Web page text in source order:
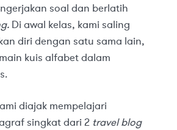
soal dan berlatih
Di awal kelas, kami saling
diri dengan satu sama lain,
kuis alfabet dalam
diajak mempelajari
singkat dari 2 travel blog